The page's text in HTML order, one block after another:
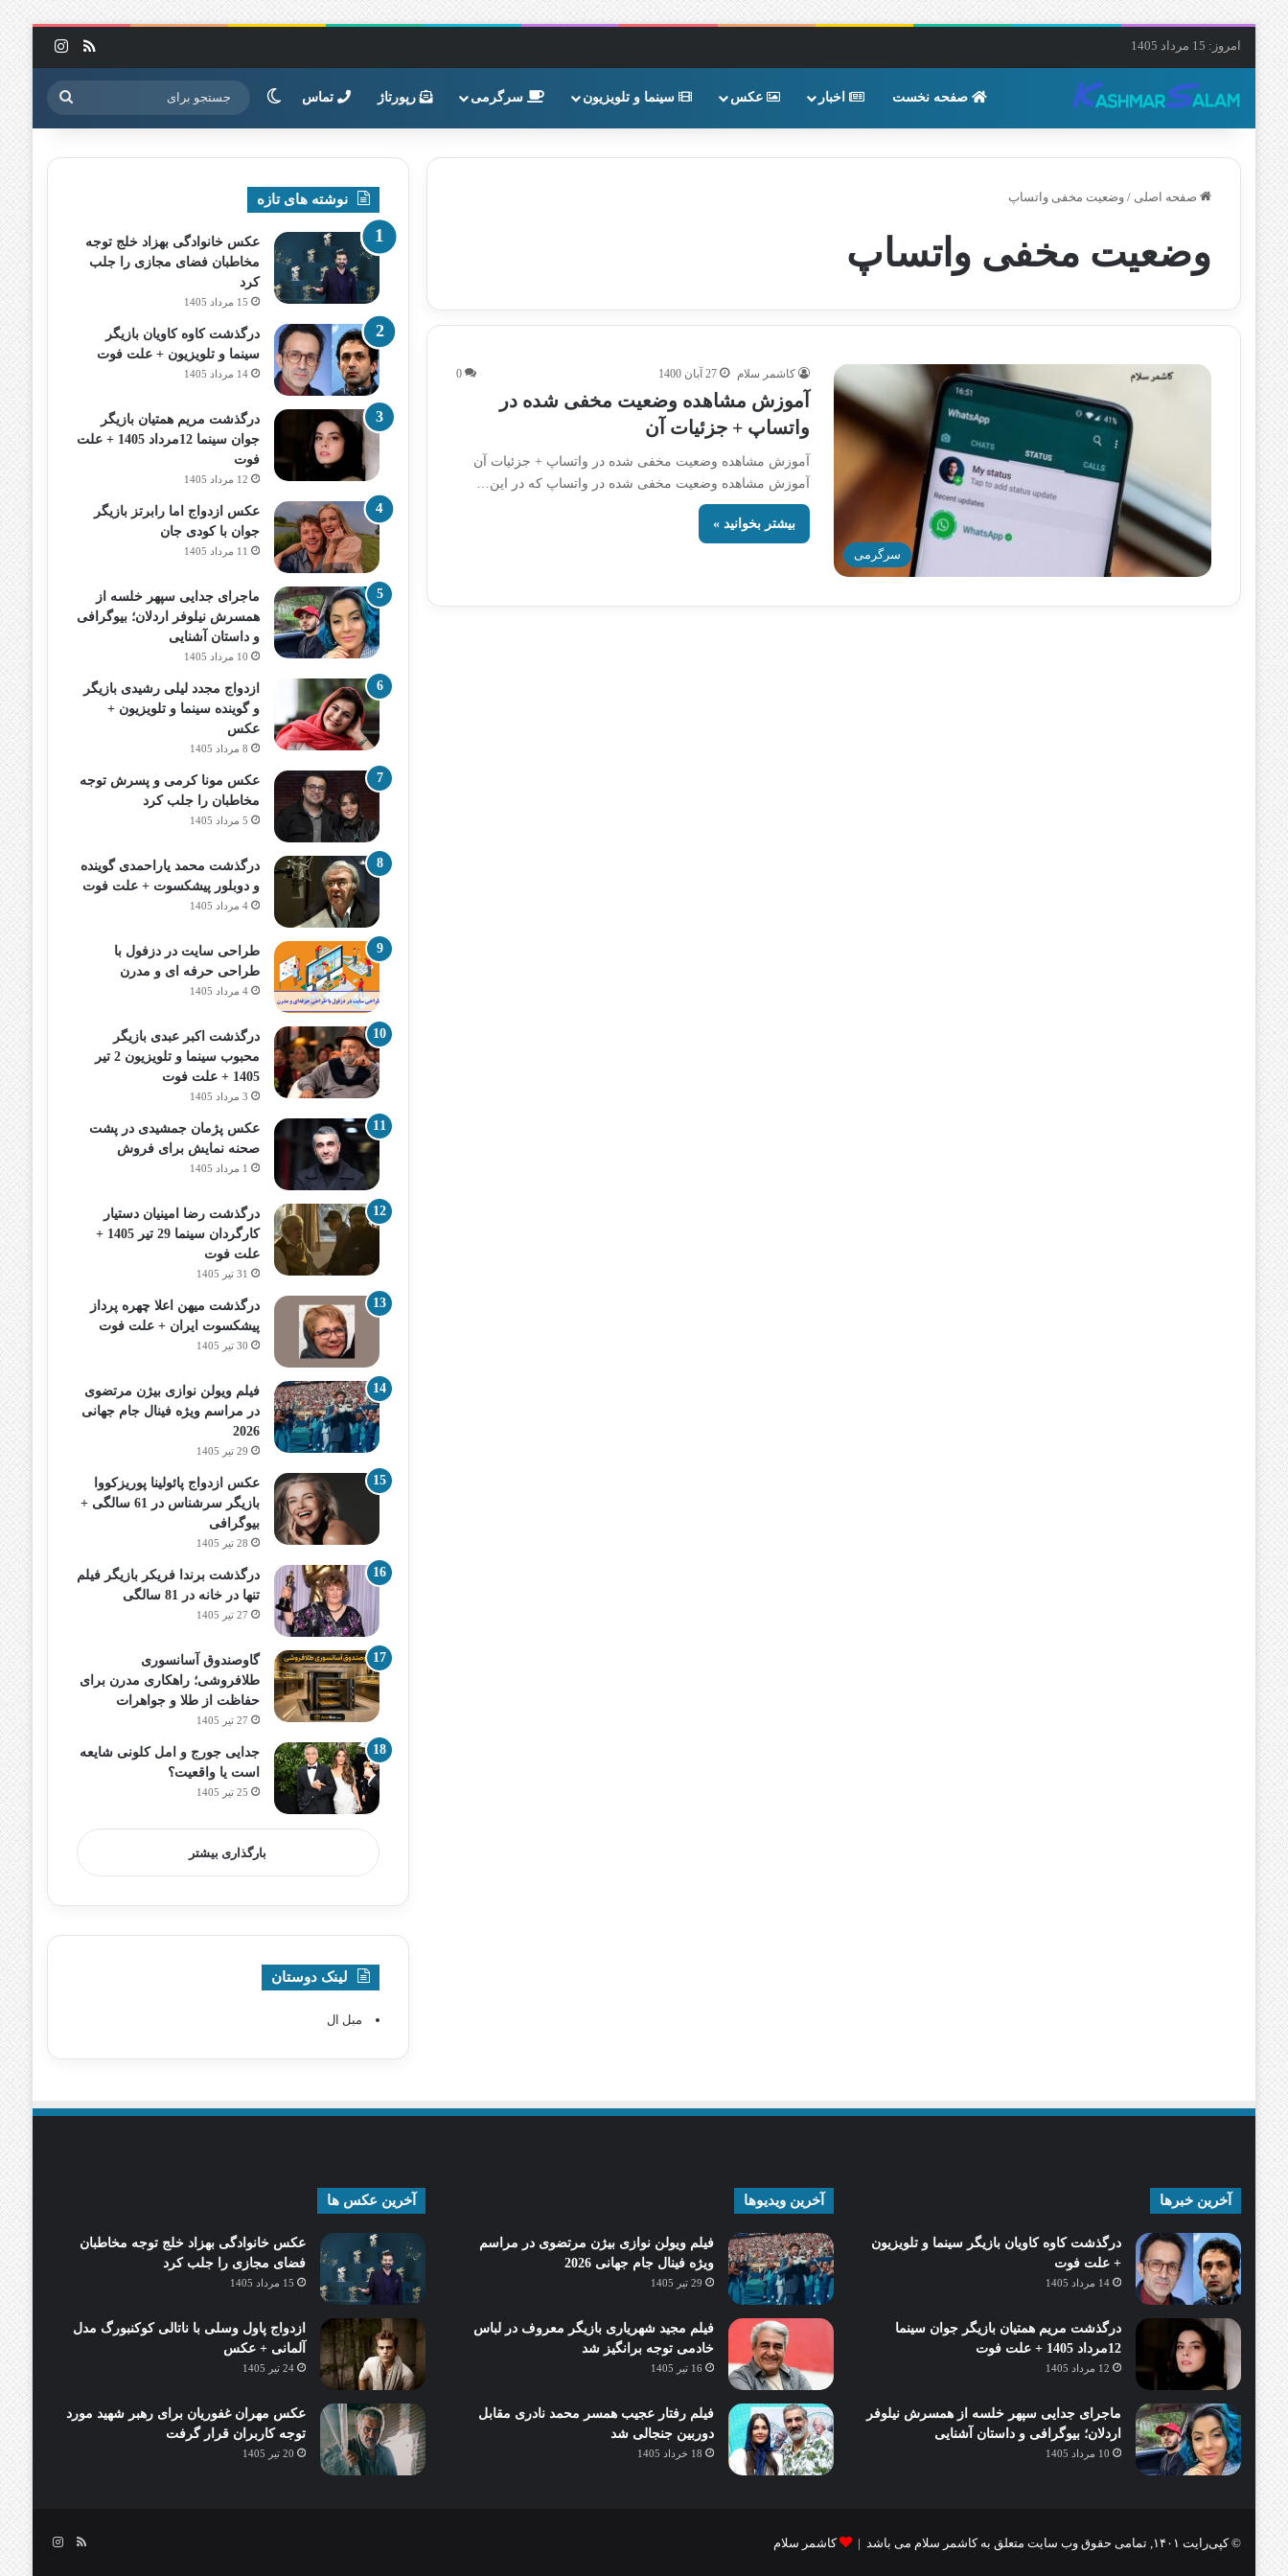
امروز: 15 مرداد 1405 خوراک
صفحه نخست اخبار عکس سینما و تلویزیون سرگرمی رپورتاژ تماس تغییر پوسته جستجو
برای
صفحه اصلی / وضعیت مخفی واتساپ
وضعیت مخفی واتساپ
سرگرمی
کاشمر سلام 27 آبان 1400 0
آموزش مشاهده وضعیت مخفی شده در
واتساپ + جزئیات آن
آموزش مشاهده وضعیت مخفی شده در واتساپ + جزئیات آن
آموزش مشاهده وضعیت مخفی شده در واتساپ که در این…
بیشتر بخوانید »
نوشته های تازه
عکس خانوادگی بهزاد خلج توجه
مخاطبان فضای مجازی را جلب
کرد
15 مرداد 1405
درگذشت کاوه کاویان بازیگر
سینما و تلویزیون + علت فوت
14 مرداد 1405
درگذشت مریم همتیان بازیگر
جوان سینما 12مرداد 1405 + علت
فوت
12 مرداد 1405
عکس ازدواج اما رابرتز بازیگر
جوان با کودی جان
11 مرداد 1405
ماجرای جدایی سپهر خلسه از
همسرش نیلوفر اردلان؛ بیوگرافی
و داستان آشنایی
10 مرداد 1405
ازدواج مجدد لیلی رشیدی بازیگر
و گوینده سینما و تلویزیون +
عکس
8 مرداد 1405
عکس مونا کرمی و پسرش توجه
مخاطبان را جلب کرد
5 مرداد 1405
درگذشت محمد یاراحمدی گوینده
و دوبلور پیشکسوت + علت فوت
4 مرداد 1405
طراحی سایت در دزفول با
طراحی حرفه‌ ای و مدرن
4 مرداد 1405
درگذشت اکبر عبدی بازیگر
محبوب سینما و تلویزیون 2 تیر
1405 + علت فوت
3 مرداد 1405
عکس پژمان جمشیدی در پشت
صحنه نمایش برای فروش
1 مرداد 1405
درگذشت رضا امینیان دستیار
کارگردان سینما 29 تیر 1405 +
علت فوت
31 تیر 1405
درگذشت میهن اعلا چهره پرداز
پیشکسوت ایران + علت فوت
30 تیر 1405
فیلم ویولن نوازی بیژن مرتضوی
در مراسم ویژه فینال جام جهانی
2026
29 تیر 1405
عکس ازدواج پائولینا پوریزکووا
بازیگر سرشناس در 61 سالگی +
بیوگرافی
28 تیر 1405
درگذشت برندا فریکر بازیگر فیلم
تنها در خانه در 81 سالگی
27 تیر 1405
گاوصندوق آسانسوری
طلافروشی؛ راهکاری مدرن برای
حفاظت از طلا و جواهرات
27 تیر 1405
جدایی جورج و امل کلونی شایعه
است یا واقعیت؟
25 تیر 1405
بارگذاری بیشتر
لینک دوستان
مبل ال
آخرین خبرها
درگذشت کاوه کاویان بازیگر سینما و تلویزیون
+ علت فوت
14 مرداد 1405
درگذشت مریم همتیان بازیگر جوان سینما
12مرداد 1405 + علت فوت
12 مرداد 1405
ماجرای جدایی سپهر خلسه از همسرش نیلوفر
اردلان؛ بیوگرافی و داستان آشنایی
10 مرداد 1405
آخرین ویدیوها
فیلم ویولن نوازی بیژن مرتضوی در مراسم
ویژه فینال جام جهانی 2026
29 تیر 1405
فیلم مجید شهریاری بازیگر معروف در لباس
خادمی توجه برانگیز شد
16 تیر 1405
فیلم رفتار عجیب همسر محمد نادری مقابل
دوربین جنجالی شد
18 خرداد 1405
آخرین عکس ها
عکس خانوادگی بهزاد خلج توجه مخاطبان
فضای مجازی را جلب کرد
15 مرداد 1405
ازدواج پاول وسلی با ناتالی کوکنبورگ مدل
آلمانی + عکس
24 تیر 1405
عکس مهران غفوریان برای رهبر شهید مورد
توجه کاربران قرار گرفت
20 تیر 1405
© کپی‌رایت ۱۴۰۱, تمامی حقوق وب سایت متعلق به کاشمر سلام می باشد | کاشمر سلام خوراکاینستاگرام